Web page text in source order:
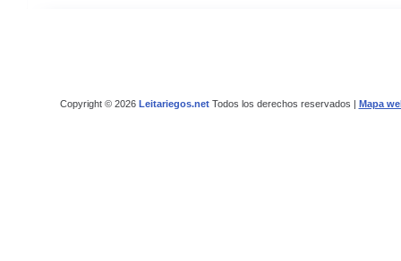
Copyright © 2026 Leitariegos.netTodos los derechos reservados | Mapa